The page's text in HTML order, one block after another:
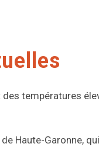
températures
Haute-Garonne,